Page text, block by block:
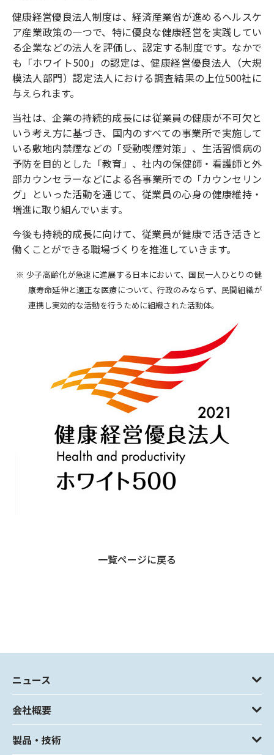
健康経営優良法人制度は、経済産業省が進めるヘルスケ
ア産業政策の一つで、特に優良な健康経営を実践してい
る企業などの法人を評価し、認定する制度です。なかで
も「ホワイト500」の認定は、健康経営優良法人（大規
模法人部門）認定法人における調査結果の上位500社に
与えられます。
当社は、企業の持続的成長には従業員の健康が不可欠と
いう考え方に基づき、国内のすべての事業所で実施して
いる敷地内禁煙などの「受動喫煙対策」、生活習慣病の
予防を目的とした「教育」、社内の保健師・看護師と外
部カウンセラーなどによる各事業所での「カウンセリン
グ」といった活動を通じて、従業員の心身の健康維持・
増進に取り組んでいます。
今後も持続的成長に向けて、従業員が健康で活き活きと
働くことができる職場づくりを推進していきます。
※ 少子高齢化が急速に進展する日本において、国民一人ひとりの健
康寿命延伸と適正な医療について、行政のみならず、民間組織が
連携し実効的な活動を行うために組織された活動体。
一覧ページに戻る
ニュース
会社概要
製品・技術